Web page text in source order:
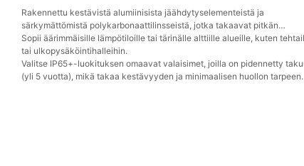
Rakennettu kestävistä alumiinisista jäähdytyselementeistä ja
särkymättömistä polykarbonaattilinsseistä, jotka takaavat pitkän
käyttöiän vaativissa olosuhteissa.
Sopii äärimmäisille lämpötiloille tai tärinälle alttiille alueille, kuten
tai ulkopysäköintihalleihin.
Valitse IP65+-luokituksen omaavat valaisimet, joilla on pidennetty
(yli 5 vuotta), mikä takaa kestävyyden ja minimaalisen huollon tarpeen.